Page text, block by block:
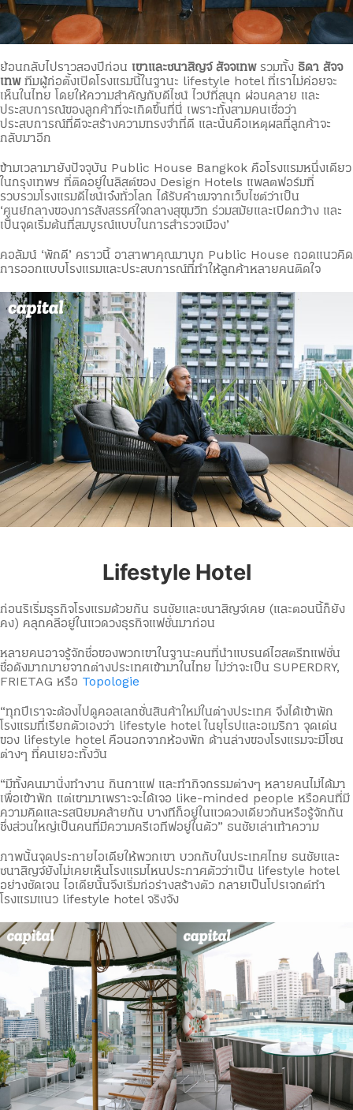
ย้อนกลับไปราวสองปีก่อน เขาและชนาสิญจ์ สัจจเทพ รวมทั้ง ธิดา สัจจ
เทพทีมผู้ก่อตั้งเปิดโรงแรมนี้ในฐานะ lifestyle hotel ที่เราไม่ค่อยจะ
เห็นในไทย โดยให้ความสำคัญกับดีไซน์ ไวบ์ที่สนุก ผ่อนคลาย และ
ประสบการณ์ของลูกค้าที่จะเกิดขึ้นที่นี่ เพราะทั้งสามคนเชื่อว่า
ประสบการณ์ที่ดีจะสร้างความทรงจำที่ดี และนั่นคือเหตุผลที่ลูกค้าจะ
กลับมาอีก
ข้ามเวลามายังปัจจุบัน Public House Bangkok คือโรงแรมหนึ่งเดียว
ในกรุงเทพฯ ที่ติดอยู่ในลิสต์ของ Design Hotels แพลตฟอร์มที่
รวบรวมโรงแรมดีไซน์เจ๋งทั่วโลก ได้รับคำชมจากเว็บไซต์ว่าเป็น
‘ศูนย์กลางของการสังสรรค์ใจกลางสุขุมวิท ร่วมสมัยและเปิดกว้าง และ
เป็นจุดเริ่มต้นที่สมบูรณ์แบบในการสำรวจเมือง’
คอลัมน์ ‘พักดี’ คราวนี้ อาสาพาคุณมาบุก Public House ถอดแนวคิด
การออกแบบโรงแรมและประสบการณ์ที่ทำให้ลูกค้าหลายคนติดใจ
Lifestyle Hotel
ก่อนริเริ่มธุรกิจโรงแรมด้วยกัน ธนชัยและชนาสิญจ์เคย (และตอนนี้ก็ยัง
คง) คลุกคลีอยู่ในแวดวงธุรกิจแฟชั่นมาก่อน
หลายคนอาจรู้จักชื่อของพวกเขาในฐานะคนที่นำแบรนด์ไฮสตรีทแฟชั่น
ชื่อดังมากมายจากต่างประเทศเข้ามาในไทย ไม่ว่าจะเป็น SUPERDRY,
FRIETAG หรือ Topologie
“ทุกปีเราจะต้องไปดูคอลเลกชั่นสินค้าใหม่ในต่างประเทศ จึงได้เข้าพัก
โรงแรมที่เรียกตัวเองว่า lifestyle hotel ในยุโรปและอเมริกา จุดเด่น
ของ lifestyle hotel คือนอกจากห้องพัก ด้านล่างของโรงแรมจะมีโซน
ต่างๆ ที่คนเยอะทั้งวัน
“มีทั้งคนมานั่งทำงาน กินกาแฟ และทำกิจกรรมต่างๆ หลายคนไม่ได้มา
เพื่อเข้าพัก แต่เขามาเพราะจะได้เจอ like-minded people หรือคนที่มี
ความคิดและรสนิยมคล้ายกัน บางทีก็อยู่ในแวดวงเดียวกันหรือรู้จักกัน
ซึ่งส่วนใหญ่เป็นคนที่มีความครีเอทีฟอยู่ในตัว” ธนชัยเล่าเท้าความ
ภาพนั้นจุดประกายไอเดียให้พวกเขา บวกกับในประเทศไทย ธนชัยและ
ชนาสิญจ์ยังไม่เคยเห็นโรงแรมไหนประกาศตัวว่าเป็น lifestyle hotel
อย่างชัดเจน ไอเดียนั้นจึงเริ่มก่อร่างสร้างตัว กลายเป็นโปรเจกต์ทำ
โรงแรมแนว lifestyle hotel จริงจัง